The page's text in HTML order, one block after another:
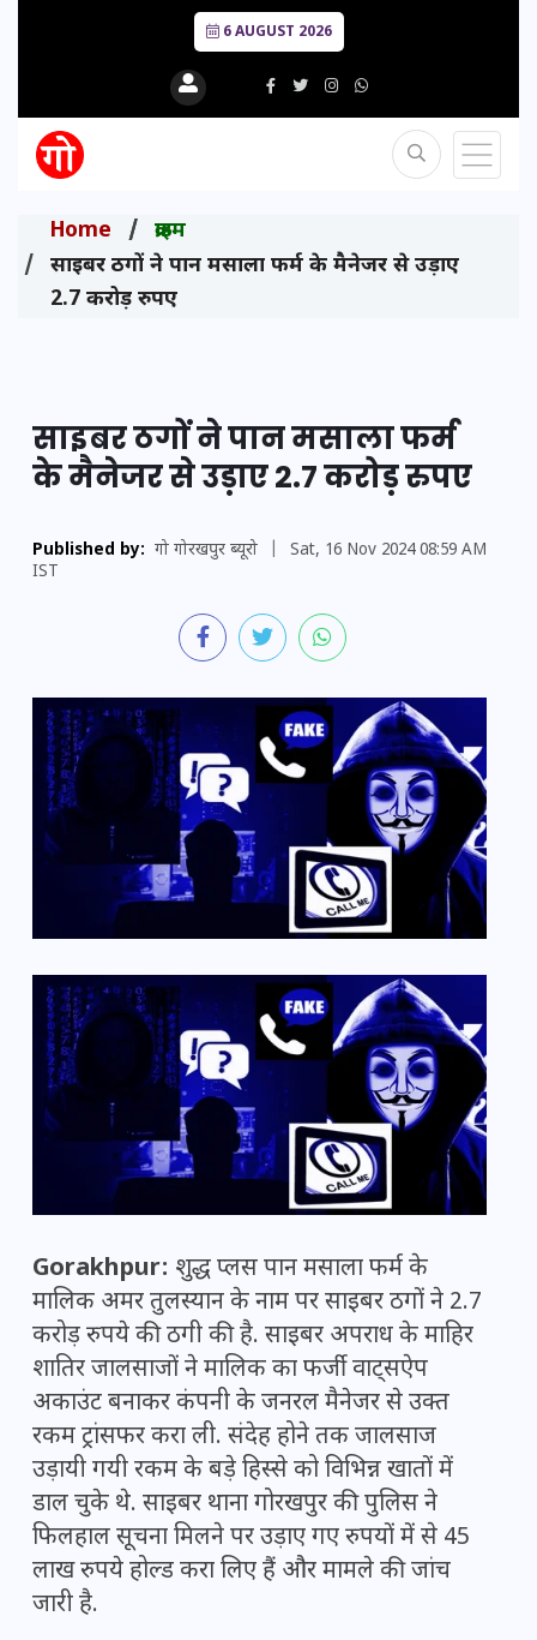
6 AUGUST 2026
Home
क्राइम
साइबर ठगों ने पान मसाला फर्म के मैनेजर से उड़ाए
2.7 करोड़ रुपए
साइबर ठगों ने पान मसाला फर्म
के मैनेजर से उड़ाए 2.7 करोड़ रुपए
Published by: गो गोरखपुर ब्यूरो
Sat, 16 Nov 2024 08:59 AM
IST
Gorakhpur: शुद्ध प्लस पान मसाला फर्म के
मालिक अमर तुलस्यान के नाम पर साइबर ठगों ने 2.7
करोड़ रुपये की ठगी की है. साइबर अपराध के माहिर
शातिर जालसाजों ने मालिक का फर्जी वाट्सऐप
अकाउंट बनाकर कंपनी के जनरल मैनेजर से उक्त
रकम ट्रांसफर करा ली. संदेह होने तक जालसाज
उड़ायी गयी रकम के बड़े हिस्से को विभिन्न खातों में
डाल चुके थे. साइबर थाना गोरखपुर की पुलिस ने
फिलहाल सूचना मिलने पर उड़ाए गए रुपयों में से 45
लाख रुपये होल्ड करा लिए हैं और मामले की जांच
जारी है.